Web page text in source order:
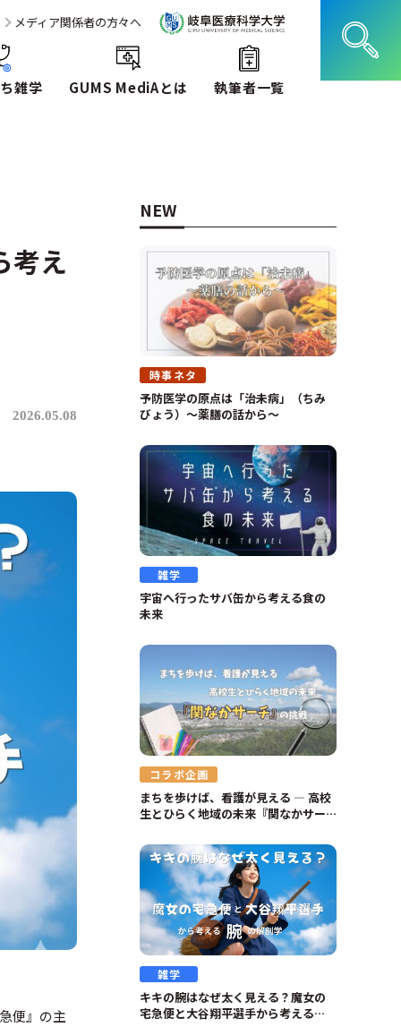
雑学 GUMS MediAとは 執筆者一覧
メディア関係者の方々へ
2026.05.08
考え
便』の主
NEW
時事ネタ
予防医学の原点は「治未病」（ちみ
びょう）～薬膳の話から～
雑学
宇宙へ行ったサバ缶から考える食の
未来
コラボ企画
まちを歩けば、看護が見える ― 高校
生とひらく地域の未来『関なかサー
雑学
キキの腕はなぜ太く見える？魔女の
宅急便と大谷翔平選手から考える